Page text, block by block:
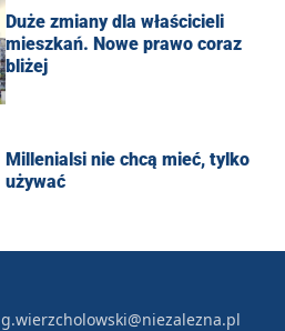
Duże zmiany dla właścicieli
mieszkań. Nowe prawo coraz
bliżej
Millenialsi nie chcą mieć, tylko
używać
g.wierzcholowski@niezalezna.pl